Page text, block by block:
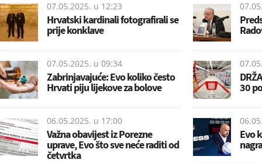
07.05.2025. u 12:23
Hrvatski kardinali fotografirali se
prije konklave
07.05.2025. u 09:34
Zabrinjavajuće: Evo koliko često
Hrvati piju lijekove za bolove
06.05.2025. u 17:00
Važna obavijest iz Porezne
uprave, Evo što sve neće raditi od
četvrtka
30
Evo